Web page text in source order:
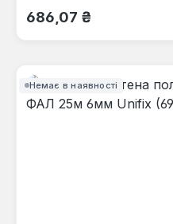
Звичайна ціна:
686,07 ₴
Немає в наявності